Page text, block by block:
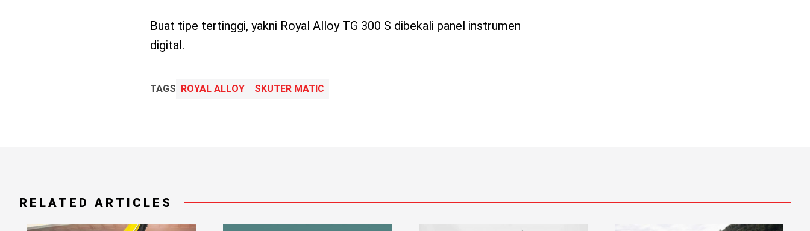
Buat tipe tertinggi, yakni Royal Alloy TG 300 S dibekali panel instrumen
digital.
TAGS ROYAL ALLOY SKUTER MATIC
RELATED ARTICLES